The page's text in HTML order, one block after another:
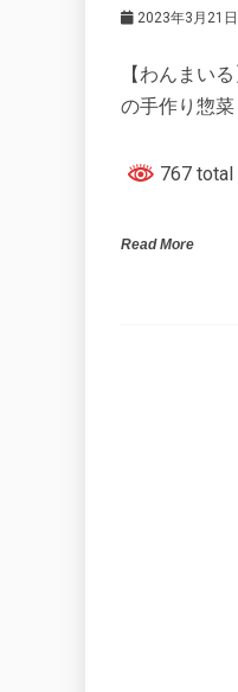
2023年3月21日
【わんまい
の手作り惣菜
767
Read More